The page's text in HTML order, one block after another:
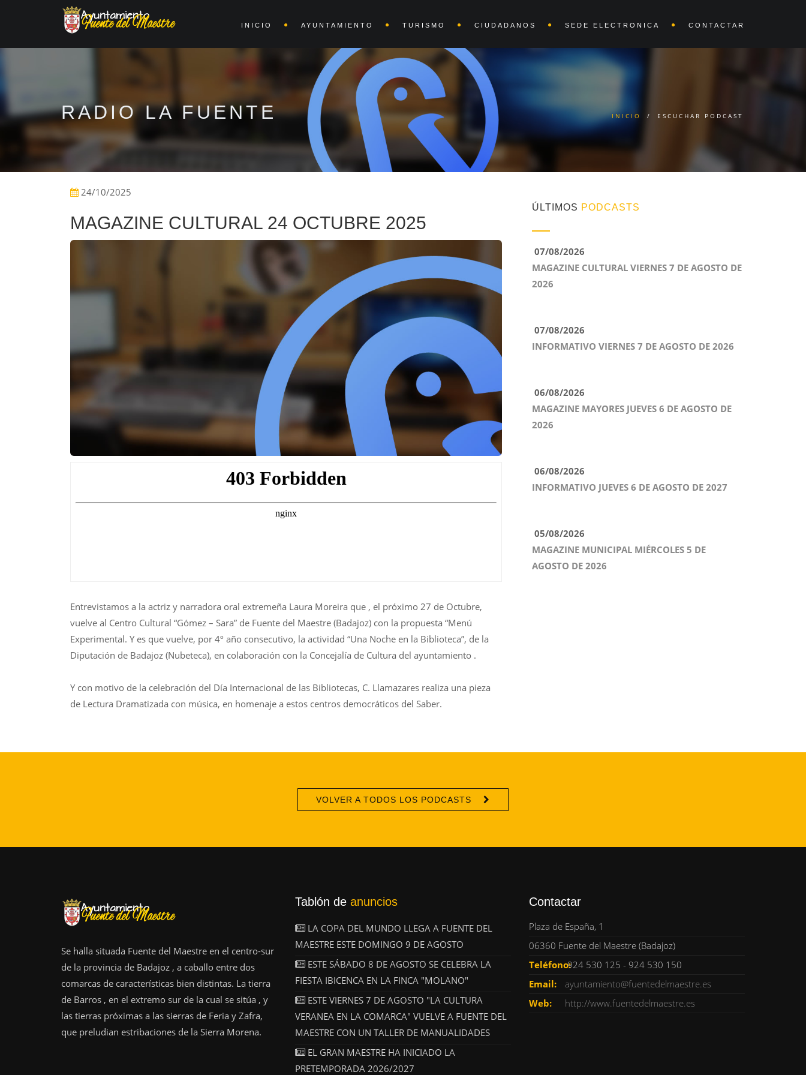
INICIO AYUNTAMIENTO TURISMO CIUDADANOS SEDE ELECTRONICA CONTACTAR
RADIO LA FUENTE INICIO / ESCUCHAR PODCAST
24/10/2025
MAGAZINE CULTURAL 24 OCTUBRE 2025
Entrevistamos a la actriz y narradora oral extremeña Laura Moreira que , el próximo 27 de Octubre,
vuelve al Centro Cultural “Gómez – Sara” de Fuente del Maestre (Badajoz) con la propuesta “Menú
Experimental. Y es que vuelve, por 4º año consecutivo, la actividad “Una Noche en la Biblioteca”, de la
Diputación de Badajoz (Nubeteca), en colaboración con la Concejalía de Cultura del ayuntamiento .
Y con motivo de la celebración del Día Internacional de las Bibliotecas, C. Llamazares realiza una pieza
de Lectura Dramatizada con música, en homenaje a estos centros democráticos del Saber.
ÚLTIMOS PODCASTS
07/08/2026
MAGAZINE CULTURAL VIERNES 7 DE AGOSTO DE
2026
07/08/2026
INFORMATIVO VIERNES 7 DE AGOSTO DE 2026
06/08/2026
MAGAZINE MAYORES JUEVES 6 DE AGOSTO DE
2026
06/08/2026
INFORMATIVO JUEVES 6 DE AGOSTO DE 2027
05/08/2026
MAGAZINE MUNICIPAL MIÉRCOLES 5 DE
AGOSTO DE 2026
VOLVER A TODOS LOS PODCASTS
Se halla situada Fuente del Maestre en el centro-sur
de la provincia de Badajoz , a caballo entre dos
comarcas de características bien distintas. La tierra
de Barros , en el extremo sur de la cual se sitúa , y
las tierras próximas a las sierras de Feria y Zafra,
que preludian estribaciones de la Sierra Morena.
Tablón de anuncios
LA COPA DEL MUNDO LLEGA A FUENTE DEL
MAESTRE ESTE DOMINGO 9 DE AGOSTO
ESTE SÁBADO 8 DE AGOSTO SE CELEBRA LA
FIESTA IBICENCA EN LA FINCA "MOLANO"
ESTE VIERNES 7 DE AGOSTO "LA CULTURA
VERANEA EN LA COMARCA" VUELVE A FUENTE DEL
MAESTRE CON UN TALLER DE MANUALIDADES
EL GRAN MAESTRE HA INICIADO LA
PRETEMPORADA 2026/2027
Contactar
Plaza de España, 1
06360 Fuente del Maestre (Badajoz)
Teléfono:924 530 125 - 924 530 150
Email:
ayuntamiento@fuentedelmaestre.es
Web:
http://www.fuentedelmaestre.es